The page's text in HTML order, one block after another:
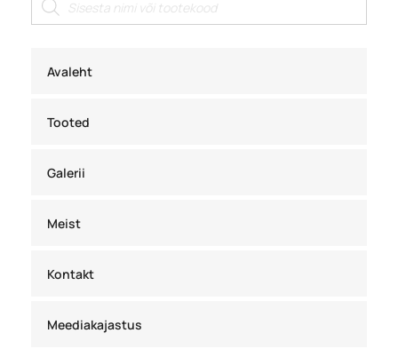
search
Avaleht
Tooted
Galerii
Meist
Kontakt
Meediakajastus